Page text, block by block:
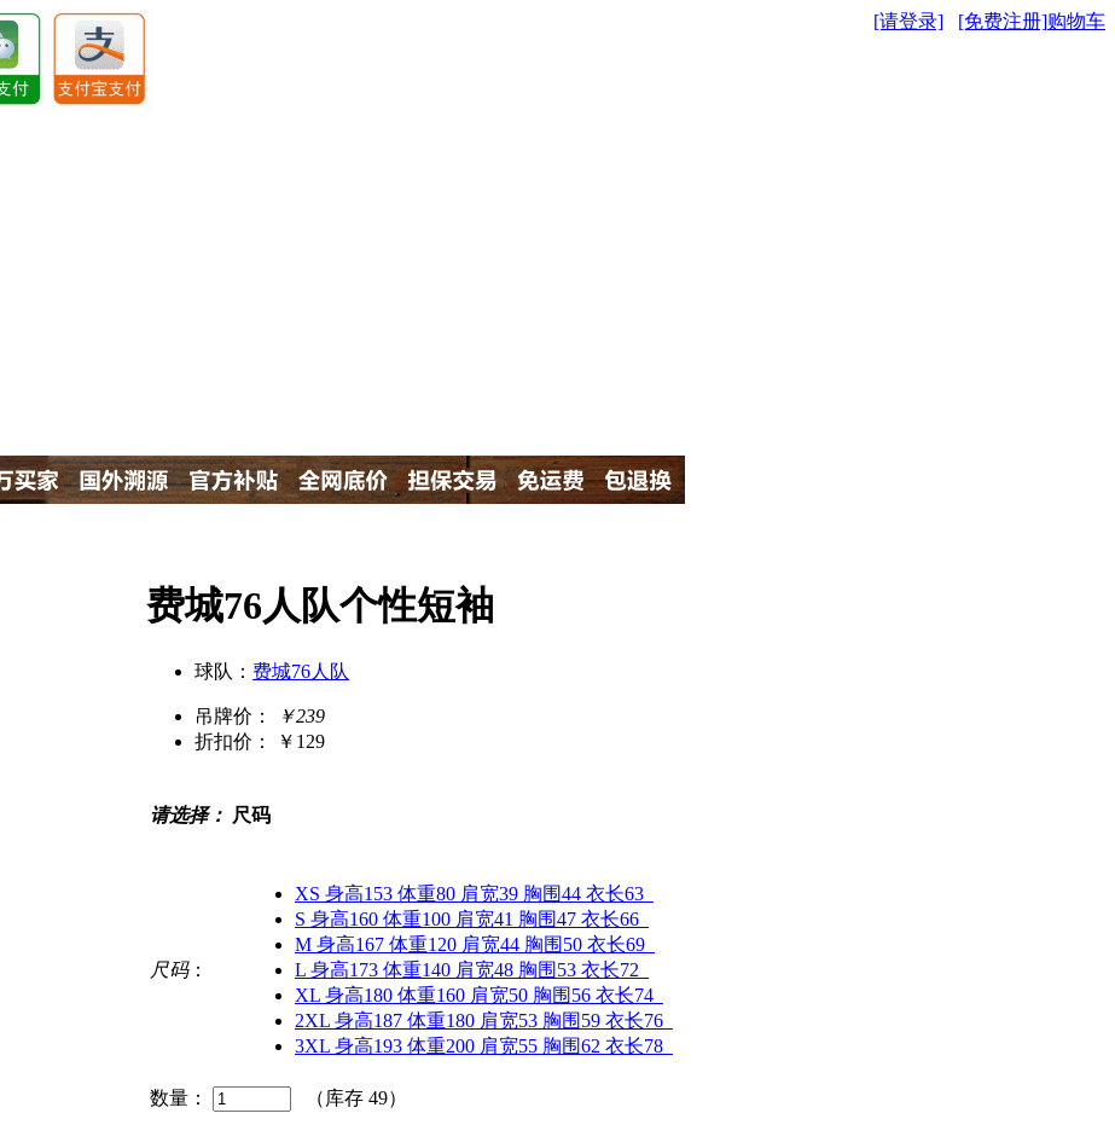
[请登录] [免费注册]购物车
费城76人队个性短袖
球队： 费城76人队
吊牌价：
￥239
折扣价：
￥129
请选择： 尺码
尺码：
XS 身高153 体重80 肩宽39 胸围44 衣长63
S 身高160 体重100 肩宽41 胸围47 衣长66
M 身高167 体重120 肩宽44 胸围50 衣长69
L 身高173 体重140 肩宽48 胸围53 衣长72
XL 身高180 体重160 肩宽50 胸围56 衣长74
2XL 身高187 体重180 肩宽53 胸围59 衣长76
3XL 身高193 体重200 肩宽55 胸围62 衣长78
数量： （库存 49）